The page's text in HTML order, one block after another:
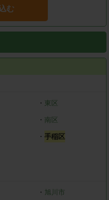
む
・ 東区
・ 南区
・手稲区
・ 旭川市